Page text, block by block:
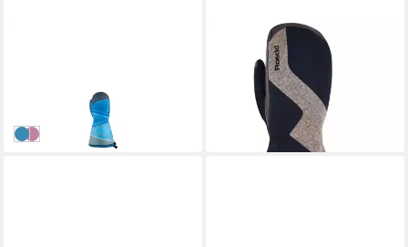
in 3-4 Werktagen bei dir
blue
berry
ROECKL SPORTS
Skihandschuhe
71,05 € UVP89,95 €
in 3-4 Werktagen bei dir